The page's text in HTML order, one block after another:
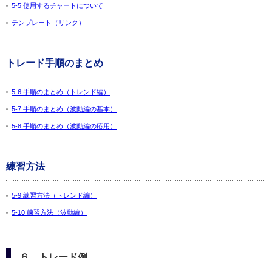
5-5 使用するチャートについて
テンプレート（リンク）
トレード手順のまとめ
5-6 手順のまとめ（トレンド編）
5-7 手順のまとめ（波動編の基本）
5-8 手順のまとめ（波動編の応用）
練習方法
5-9 練習方法（トレンド編）
5-10 練習方法（波動編）